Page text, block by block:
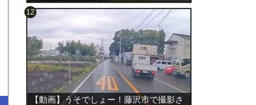
【動画】うそでしょー！藤沢市で撮影さ